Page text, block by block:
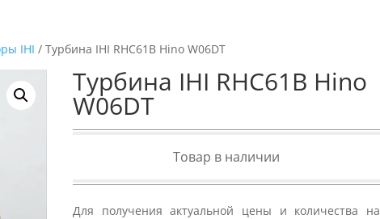
IHI / Турбина IHI RHC61B Hino W06DT
Турбина IHI RHC61B Hino
W06DT
Товар в наличии
Для получения актуальной цены и количества на